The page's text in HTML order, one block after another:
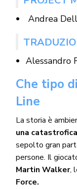
Andrea
Alessandro
Che tipo
Line
La storia è
una
sepolto gran
persone. Il
Martin Walker,
Force.